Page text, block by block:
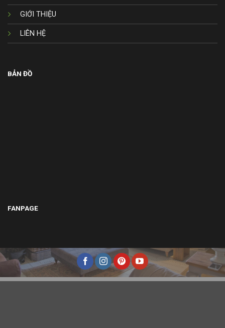
GIỚI THIỆU
LIÊN HỆ
BẢN ĐỒ
FANPAGE